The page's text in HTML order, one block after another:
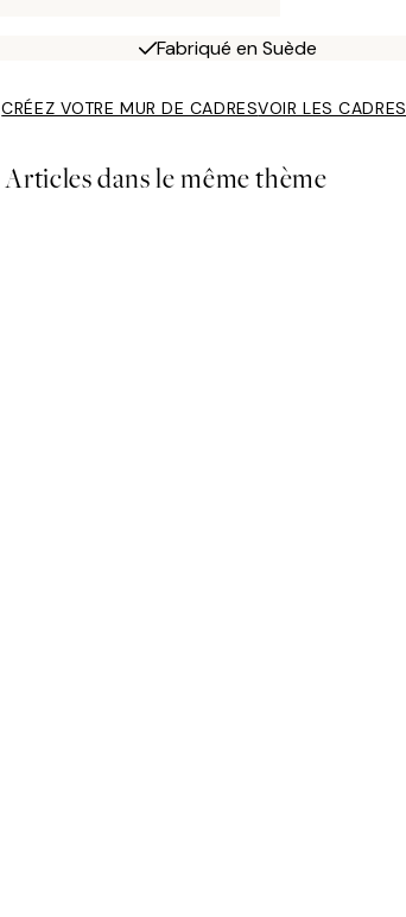
Fabriqué en Suède
CRÉEZ VOTRE MUR DE CADRESVOIR LES CADRES
Articles dans le même thème